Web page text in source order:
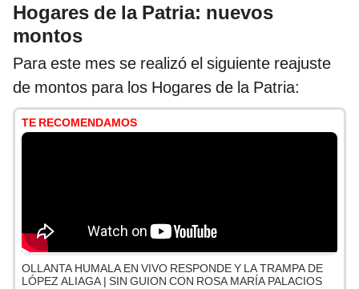
Hogares de la Patria: nuevos
montos
Para este mes se realizó el siguiente reajuste
de montos para los Hogares de la Patria:
TE RECOMENDAMOS
OLLANTA HUMALA EN VIVO RESPONDE Y LA TRAMPA DE
LÓPEZ ALIAGA | SIN GUION CON ROSA MARÍA PALACIOS